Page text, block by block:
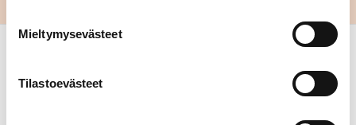
Mieltymysevästeet
Tilastoevästeet